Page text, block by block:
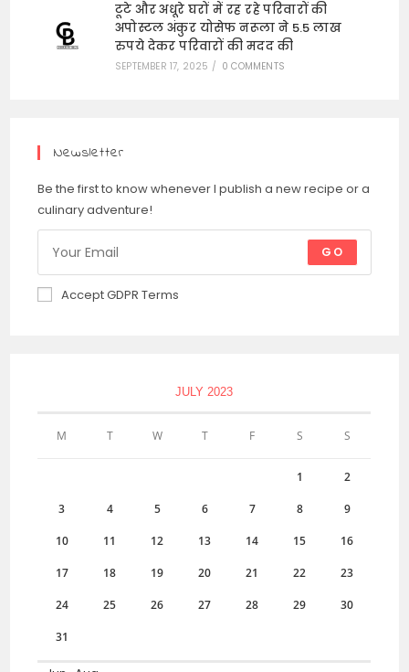
टूटे और अधूरे घरों में रह रहे परिवारों की
अपोस्टल अंकुर योसेफ नरूला ने 5.5 लाख
रुपये देकर परिवारों की मदद की
SEPTEMBER 17, 2025 / 0 COMMENTS
Newsletter
Be the first to know whenever I publish a new recipe or a
culinary adventure!
GO
Accept GDPR Terms
JULY 2023
M T W T F S S
1 2
3 4 5 6 7 8 9
10 11 12 13 14 15 16
17 18 19 20 21 22 23
24 25 26 27 28 29 30
31